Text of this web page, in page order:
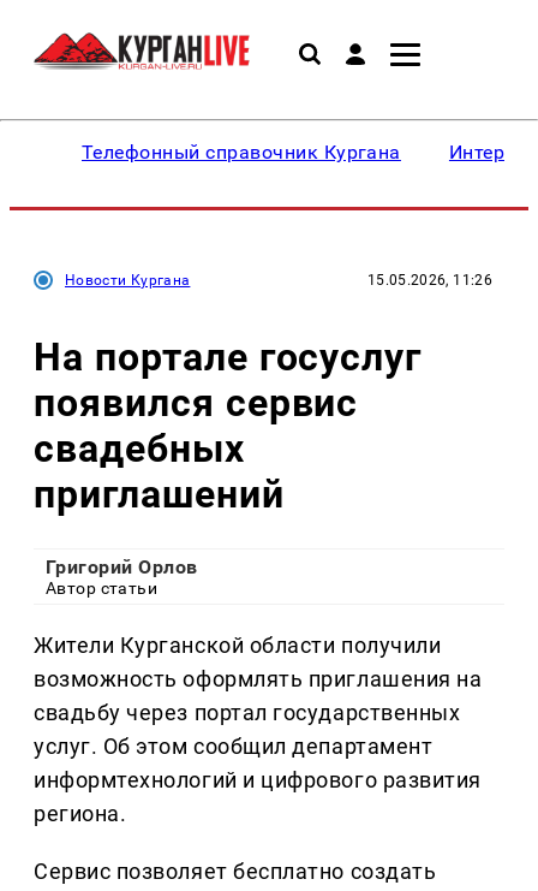
Телефонный справочник Кургана
Новости Кургана 15.05.2026, 11:26
На портале госуслуг
появился сервис
свадебных
приглашений
Григорий Орлов
Автор статьи
Жители Курганской области получили
возможность оформлять приглашения на
свадьбу через портал государственных
услуг. Об этом сообщил департамент
информтехнологий и цифрового развития
региона.
Сервис позволяет бесплатно создать